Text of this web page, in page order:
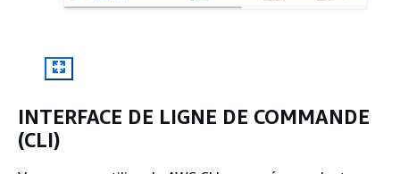
INTERFACE DE LIGNE DE COMMANDE
(CLI)